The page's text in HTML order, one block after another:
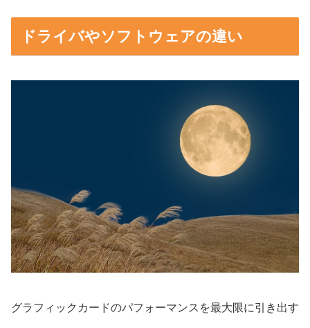
ドライバやソフトウェアの違い
グラフィックカードのパフォーマンスを最大限に引き出す